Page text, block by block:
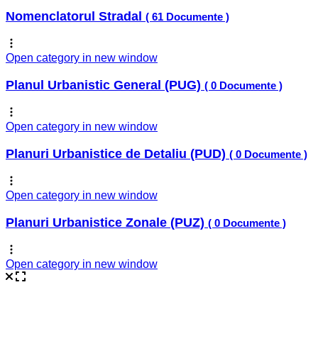
Nomenclatorul Stradal ( 61 Documente )
Open category in new window
Planul Urbanistic General (PUG) ( 0 Documente )
Open category in new window
Planuri Urbanistice de Detaliu (PUD) ( 0 Documente )
Open category in new window
Planuri Urbanistice Zonale (PUZ) ( 0 Documente )
Open category in new window